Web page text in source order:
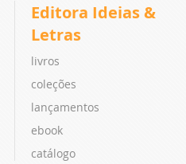
Editora Ideias &
Letras
livros
coleções
lançamentos
ebook
catálogo